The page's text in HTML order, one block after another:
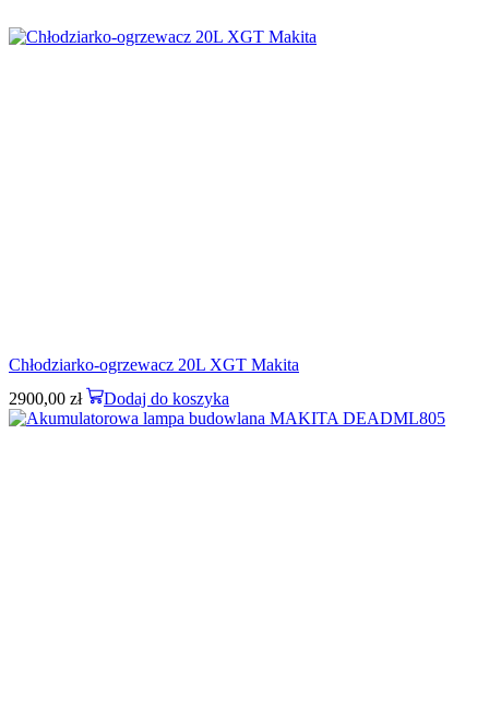
Chłodziarko-ogrzewacz 20L XGT Makita
2900,00 zł Dodaj do koszyka